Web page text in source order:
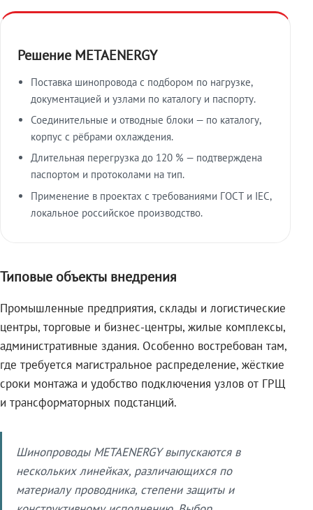
Решение METAENERGY
Поставка шинопровода с подбором по нагрузке,
документацией и узлами по каталогу и паспорту.
Соединительные и отводные блоки — по каталогу,
корпус с рёбрами охлаждения.
Длительная перегрузка до 120 % — подтверждена
паспортом и протоколами на тип.
Применение в проектах с требованиями ГОСТ и IEC,
локальное российское производство.
Типовые объекты внедрения
Промышленные предприятия, склады и логистические
центры, торговые и бизнес-центры, жилые комплексы,
административные здания. Особенно востребован там,
где требуется магистральное распределение, жёсткие
сроки монтажа и удобство подключения узлов от ГРЩ
и трансформаторных подстанций.
Шинопроводы METAENERGY выпускаются в
нескольких линейках, различающихся по
материалу проводника, степени защиты и